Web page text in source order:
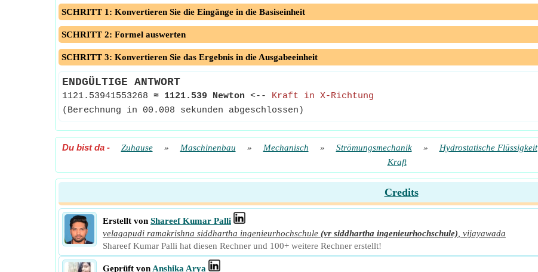
SCHRITT 1: Konvertieren Sie die Eingänge in die Basiseinheit
SCHRITT 2: Formel auswerten
SCHRITT 3: Konvertieren Sie das Ergebnis in die Ausgabeeinheit
ENDGÜLTIGE ANTWORT
1121.53941553268 ≈ 1121.539 Newton <-- Kraft in X-Richtung
(Berechnung in 00.008 sekunden abgeschlossen)
Du bist da- Zuhause » Maschinenbau » Mechanisch » Strömungsmechanik » Hydrostatische Flüssigkeit
Kraft
Credits
Erstellt von Shareef Kumar Palli
velagapudi ramakrishna siddhartha ingenieurhochschule (vr siddhartha ingenieurhochschule) vijayawada
Shareef Kumar Palli hat diesen Rechner und 100+ weitere Rechner erstellt!
Geprüft von Anshika Arya